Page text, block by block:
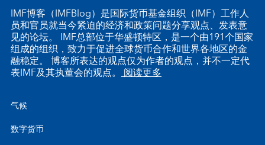
IMF博客（IMFBlog）是国际货币基金组织（IMF）工作人
员和官员就当今紧迫的经济和政策问题分享观点、发表意
见的论坛。 IMF总部位于华盛顿特区，是一个由191个国家
组成的组织，致力于促进全球货币合作和世界各地区的金
融稳定。 博客所表达的观点仅为作者的观点，并不一定代
表IMF及其执董会的观点。 阅读更多
气候
数字货币